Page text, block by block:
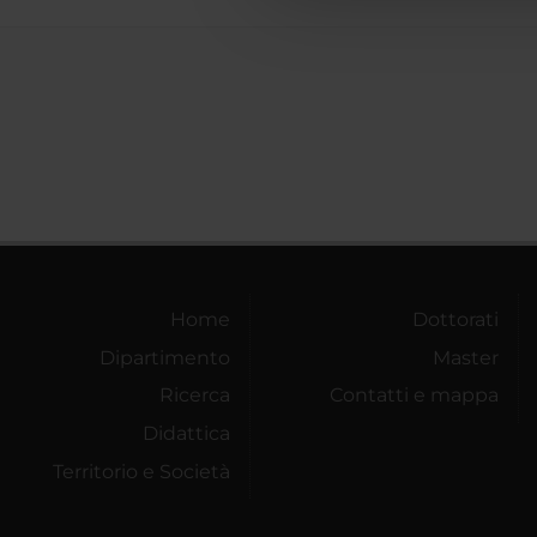
Home
Dipartimento
Ricerca
Didattica
Territorio e Società
Dottorati
Master
Contatti e mappa